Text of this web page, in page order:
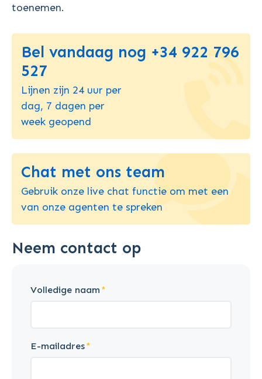
toenemen.
Bel vandaag nog +34 922 796
527
Lijnen zijn 24 uur per
dag, 7 dagen per
week geopend
Chat met ons team
Gebruik onze live chat functie om met een
van onze agenten te spreken
Neem contact op
Volledige naam
E-mailadres